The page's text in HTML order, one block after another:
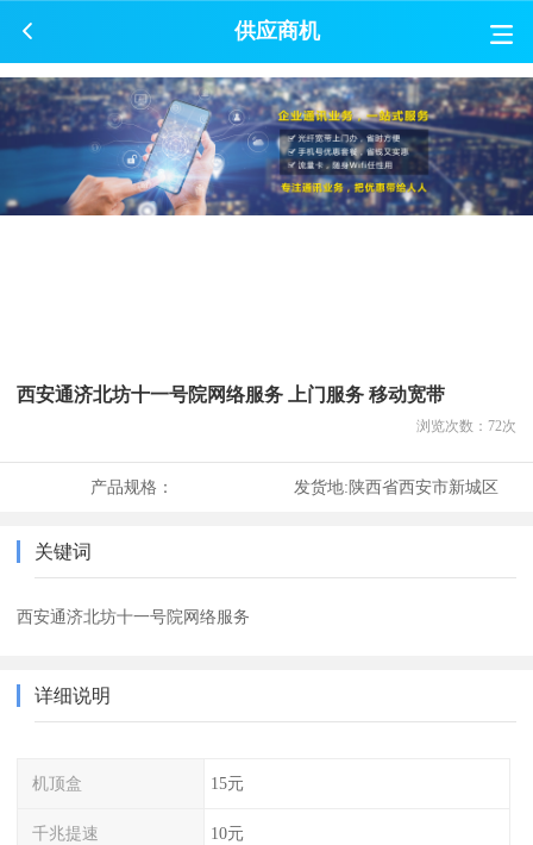
供应商机
西安通济北坊十一号院网络服务 上门服务 移动宽带
浏览次数： 72次
产品规格： 发货地:陕西省西安市新城区
关键词
西安通济北坊十一号院网络服务
详细说明
机顶盒 15元
千兆提速 10元